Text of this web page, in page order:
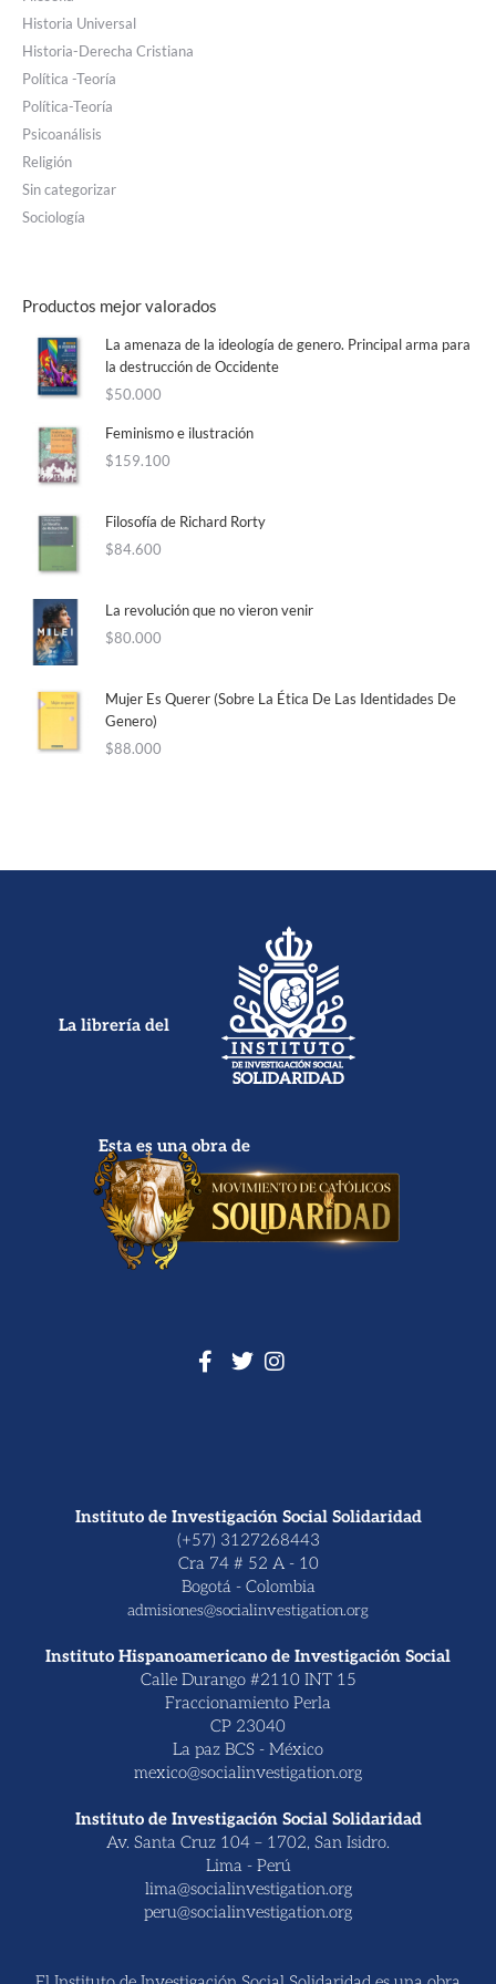
Historia Universal
Historia-Derecha Cristiana
Política -Teoría
Política-Teoría
Psicoanálisis
Religión
Sin categorizar
Sociología
Productos mejor valorados
La amenaza de la ideología de genero. Principal arma para
la destrucción de Occidente
$50.000
Feminismo e ilustración
$159.100
Filosofía de Richard Rorty
$84.600
La revolución que no vieron venir
$80.000
Mujer Es Querer (Sobre La Ética De Las Identidades De
Genero)
$88.000
La librería del
Esta es una obra de
Instituto de Investigación Social Solidaridad
(+57) 3127268443
Cra 74 # 52 A - 10
Bogotá - Colombia
admisiones@socialinvestigation.org
Instituto Hispanoamericano de Investigación Social
Calle Durango #2110 INT 15
Fraccionamiento Perla
CP 23040
La paz BCS - México
mexico@socialinvestigation.org
Instituto de Investigación Social Solidaridad
Av. Santa Cruz 104 – 1702, San Isidro.
Lima - Perú
lima@socialinvestigation.org
peru@socialinvestigation.org